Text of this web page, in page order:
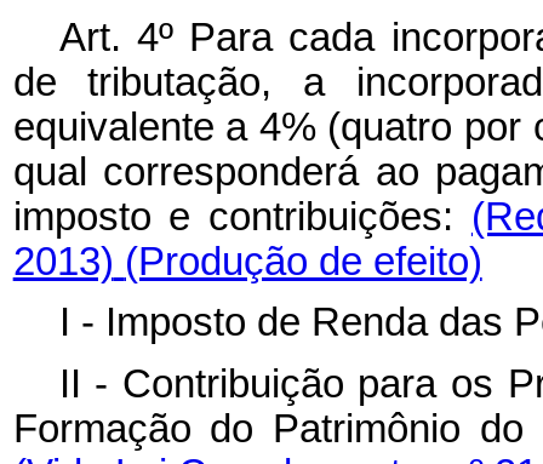
Art. 4º Para cada
de tributação, a
equivalente a 4% (quatro
qual corresponderá ao
imposto e contribuições:
2013) (Produção de efeito)
I - Imposto de Renda das
II - Contribuição para os
Formação do Patrimônio